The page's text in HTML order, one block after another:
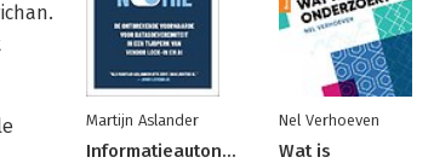
Martijn Aslander
Informatieautonomie
Nel Verhoeven
Wat is